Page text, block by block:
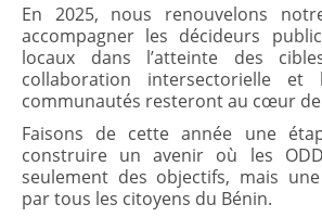
En 2025, nous renouvelons
accompagner les décideurs
locaux dans l’atteinte des
collaboration intersectorielle et
communautés resteront au cœur
Faisons de cette année une
construire un avenir où les
seulement des objectifs, mais
par tous les citoyens du Bénin.